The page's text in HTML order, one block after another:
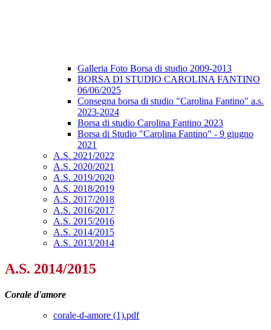
Galleria Foto Borsa di studio 2009-2013
BORSA DI STUDIO CAROLINA FANTINO
06/06/2025
Consegna borsa di studio "Carolina Fantino" a.s.
2023-2024
Borsa di studio Carolina Fantino 2023
Borsa di Studio "Carolina Fantino" - 9 giugno
2021
A.S. 2021/2022
A.S. 2020/2021
A.S. 2019/2020
A.S. 2018/2019
A.S. 2017/2018
A.S. 2016/2017
A.S. 2015/2016
A.S. 2014/2015
A.S. 2013/2014
A.S. 2014/2015
Corale d'amore
corale-d-amore (1).pdf